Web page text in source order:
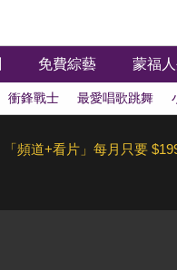
免費綜藝 蒙福
衝鋒戰士 最愛唱歌跳舞
「頻道+看片」每月只要